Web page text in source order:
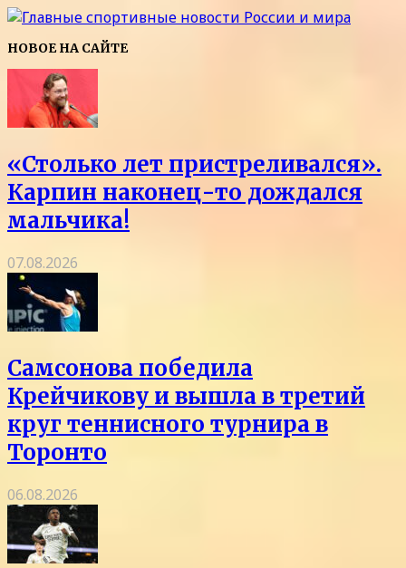
НОВОЕ НА САЙТЕ
«Столько лет пристреливался».
Карпин наконец-то дождался
мальчика!
07.08.2026
Самсонова победила
Крейчикову и вышла в третий
круг теннисного турнира в
Торонто
06.08.2026